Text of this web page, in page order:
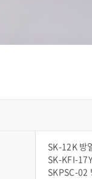
SK-12K 방
SK-KFI-
SKPSC-02